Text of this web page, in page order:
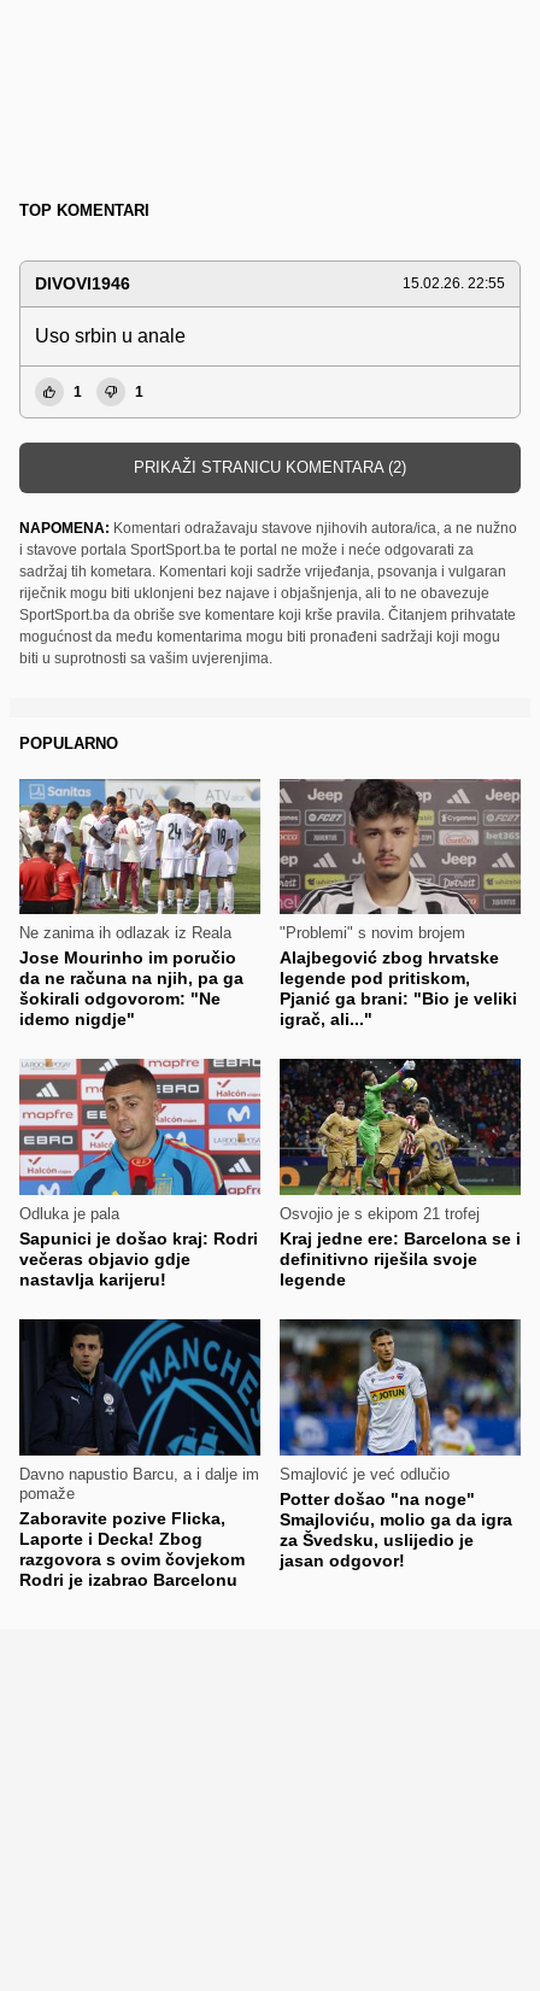
TOP KOMENTARI
DIVOVI1946 15.02.26. 22:55
Uso srbin u anale
1 1
PRIKAŽI STRANICU KOMENTARA (2)
NAPOMENA: Komentari odražavaju stavove njihovih autora/ica, a ne nužno
i stavove portala SportSport.ba te portal ne može i neće odgovarati za
sadržaj tih kometara. Komentari koji sadrže vrijeđanja, psovanja i vulgaran
riječnik mogu biti uklonjeni bez najave i objašnjenja, ali to ne obavezuje
SportSport.ba da obriše sve komentare koji krše pravila. Čitanjem prihvatate
mogućnost da među komentarima mogu biti pronađeni sadržaji koji mogu
biti u suprotnosti sa vašim uvjerenjima.
POPULARNO
Ne zanima ih odlazak iz Reala
Jose Mourinho im poručio
da ne računa na njih, pa ga
šokirali odgovorom: "Ne
idemo nigdje"
"Problemi" s novim brojem
Alajbegović zbog hrvatske
legende pod pritiskom,
Pjanić ga brani: "Bio je veliki
igrač, ali..."
Odluka je pala
Sapunici je došao kraj: Rodri
večeras objavio gdje
nastavlja karijeru!
Osvojio je s ekipom 21 trofej
Kraj jedne ere: Barcelona se i
definitivno riješila svoje
legende
Davno napustio Barcu, a i dalje im
pomaže
Zaboravite pozive Flicka,
Laporte i Decka! Zbog
razgovora s ovim čovjekom
Rodri je izabrao Barcelonu
Smajlović je već odlučio
Potter došao "na noge"
Smajloviću, molio ga da igra
za Švedsku, uslijedio je
jasan odgovor!